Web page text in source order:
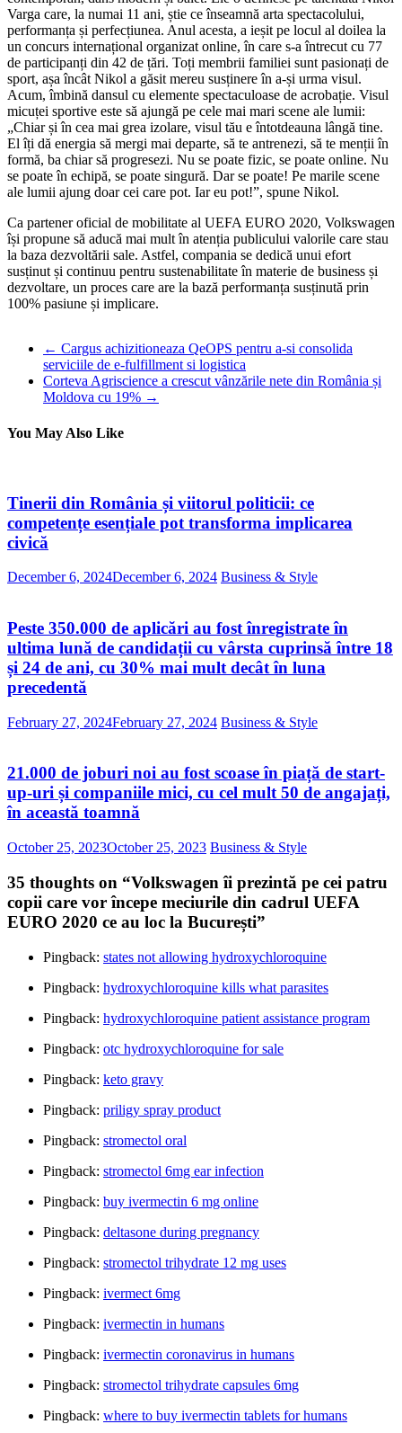
Varga care, la numai 11 ani, știe ce înseamnă arta spectacolului,
performanța și perfecțiunea. Anul acesta, a ieșit pe locul al doilea la
un concurs internațional organizat online, în care s-a întrecut cu 77
de participanți din 42 de țări. Toți membrii familiei sunt pasionați de
sport, așa încât Nikol a găsit mereu susținere în a-și urma visul.
Acum, îmbină dansul cu elemente spectaculoase de acrobație. Visul
micuței sportive este să ajungă pe cele mai mari scene ale lumii:
„Chiar și în cea mai grea izolare, visul tău e întotdeauna lângă tine.
El îți dă energia să mergi mai departe, să te antrenezi, să te menții în
formă, ba chiar să progresezi. Nu se poate fizic, se poate online. Nu
se poate în echipă, se poate singură. Dar se poate! Pe marile scene
ale lumii ajung doar cei care pot. Iar eu pot!”, spune Nikol.
Ca partener oficial de mobilitate al UEFA EURO 2020, Volkswagen
își propune să aducă mai mult în atenția publicului valorile care stau
la baza dezvoltării sale. Astfel, compania se dedică unui efort
susținut și continuu pentru sustenabilitate în materie de business și
dezvoltare, un proces care are la bază performanța susținută prin
100% pasiune și implicare.
← Cargus achizitioneaza QeOPS pentru a-si consolida
serviciile de e-fulfillment si logistica
Corteva Agriscience a crescut vânzările nete din România și
Moldova cu 19% →
You May Also Like
Tinerii din România și viitorul politicii: ce
competențe esențiale pot transforma implicarea
civică
December 6, 2024December 6, 2024 Business & Style
Peste 350.000 de aplicări au fost înregistrate în
ultima lună de candidații cu vârsta cuprinsă între 18
și 24 de ani, cu 30% mai mult decât în luna
precedentă
February 27, 2024February 27, 2024 Business & Style
21.000 de joburi noi au fost scoase în piață de start-
up-uri și companiile mici, cu cel mult 50 de angajați,
în această toamnă
October 25, 2023October 25, 2023 Business & Style
35 thoughts on “Volkswagen îi prezintă pe cei patru
copii care vor începe meciurile din cadrul UEFA
EURO 2020 ce au loc la București”
Pingback: states not allowing hydroxychloroquine
Pingback: hydroxychloroquine kills what parasites
Pingback: hydroxychloroquine patient assistance program
Pingback: otc hydroxychloroquine for sale
Pingback: keto gravy
Pingback: priligy spray product
Pingback: stromectol oral
Pingback: stromectol 6mg ear infection
Pingback: buy ivermectin 6 mg online
Pingback: deltasone during pregnancy
Pingback: stromectol trihydrate 12 mg uses
Pingback: ivermect 6mg
Pingback: ivermectin in humans
Pingback: ivermectin coronavirus in humans
Pingback: stromectol trihydrate capsules 6mg
Pingback: where to buy ivermectin tablets for humans